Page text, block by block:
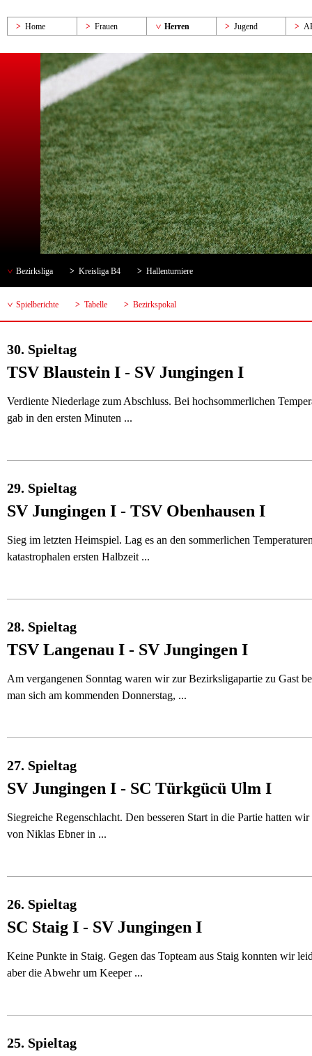
Home Frauen Herren Jugend
Bezirksliga Kreisliga B4 Hallenturniere
Spielberichte Tabelle Bezirkspokal
30. Spieltag
TSV Blaustein I - SV Jungingen I
Verdiente Niederlage zum Abschluss. Bei hochsommerlichen
gab in den ersten Minuten ...
29. Spieltag
SV Jungingen I - TSV Obenhausen I
Sieg im letzten Heimspiel. Lag es an den sommerlichen
katastrophalen ersten Halbzeit ...
28. Spieltag
TSV Langenau I - SV Jungingen I
Am vergangenen Sonntag waren wir zur Bezirksligapartie zu Gast
man sich am kommenden Donnerstag, ...
27. Spieltag
SV Jungingen I - SC Türkgücü Ulm I
Siegreiche Regenschlacht. Den besseren Start in die Partie hatten
von Niklas Ebner in ...
26. Spieltag
SC Staig I - SV Jungingen I
Keine Punkte in Staig. Gegen das Topteam aus Staig konnten wir
aber die Abwehr um Keeper ...
25. Spieltag